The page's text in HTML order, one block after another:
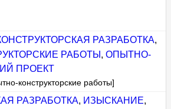
РАЗРАБОТКА,
РАБОТЫ ,ОПЫТНО-
ПРОЕКТ
конструкторские работы]
РАЗРАБОТКА, ИЗЫСКАНИЕ,